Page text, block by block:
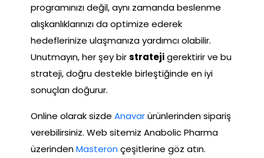
programınızı değil, aynı zamanda beslenme
alışkanlıklarınızı da optimize ederek
hedeflerinize ulaşmanıza yardımcı olabilir.
Unutmayın, her şey birstratejigerektirir ve bu
strateji, doğru destekle birleştiğinde en iyi
sonuçları doğurur.
Online olarak sizde Anavarürünlerinden sipariş
verebilirsiniz. Web sitemiz Anabolic Pharma
üzerindenMasteron çeşitlerine göz atın.